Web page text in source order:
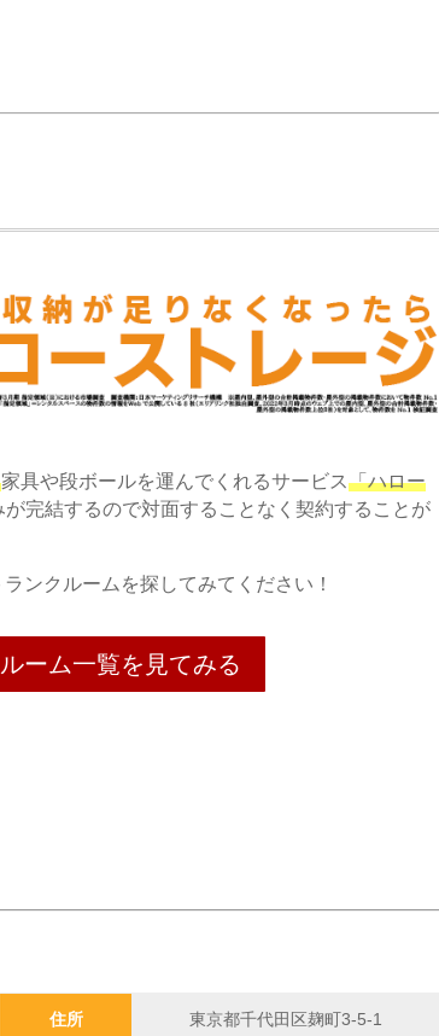
家具や段ボールを運んでくれるサービス「ハロー
完結するので対面することなく契約することが
ンクルームを探してみてください！
ーム一覧を見てみる
住所 東京都千代田区麹町3-5-1